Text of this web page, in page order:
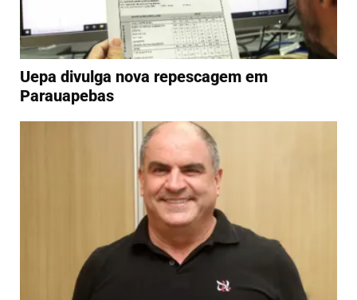
Uepa divulga nova repescagem em
Parauapebas